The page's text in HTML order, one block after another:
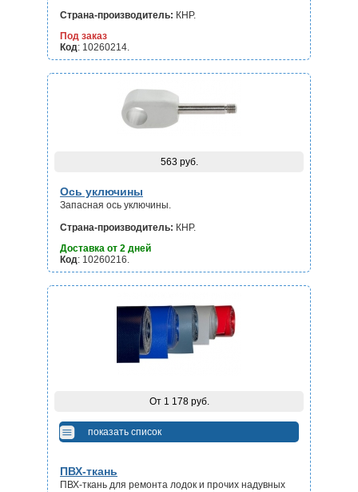
Страна-производитель: КНР.
Под заказ
Код: 10260214.
Ось уключины
Запасная ось уключины.
Страна-производитель: КНР.
Доставка от 2 дней
Код: 10260216.
563 руб.
ПВХ-ткань
ПВХ-ткань для ремонта лодок и прочих надувных
От 1 178 руб.
показать список